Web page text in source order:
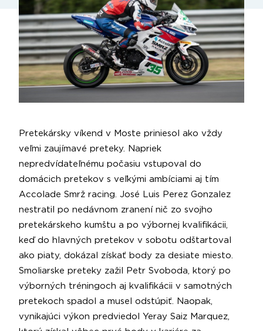
Pretekársky víkend v Moste priniesol ako vždy
veľmi zaujímavé preteky. Napriek
nepredvídateľnému počasiu vstupoval do
domácich pretekov s veľkými ambíciami aj tím
Accolade Smrž racing. José Luis Perez Gonzalez
nestratil po nedávnom zranení nič zo svojho
pretekárskeho kumštu a po výbornej kvalifikácii,
keď do hlavných pretekov v sobotu odštartoval
ako piaty, dokázal získať body za desiate miesto.
Smoliarske preteky zažil Petr Svoboda, ktorý po
výborných tréningoch aj kvalifikácii v samotných
pretekoch spadol a musel odstúpiť. Naopak,
vynikajúci výkon predviedol Yeray Saiz Marquez,